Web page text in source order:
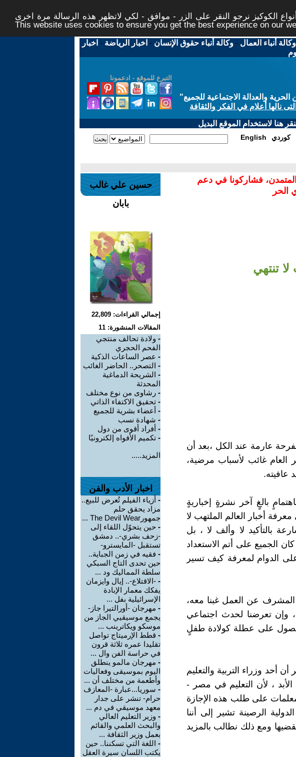
الكوكيز نرجو النقر على الزر - موافق - لكي لاتظهر هذه الرسالة مرة اخرى -
This website uses cookies to ensure you get the best experience on our
وكالة أنباء العمال -وكالة أنباء حقوق الإنسان - اخبار الرياضة - اخبار
التبرع للموقع - ادعمونا
والعدالة الاجتماعية للجميع"
نالها أعلام في الفكر والثقافة
هنا لاستخدام الموقع البديل
English كوردي
المتمدن، فشاركونا في دعم
الحر
تنتهي
عارمة عند الكل ،بعد أن
العام غائب لأسباب مرضية،
عافيته.
بالغٍ آخر نشرةٍ إخباريةٍ
أخبار العالم الملتهب لا
بالتأكيد لا وألف لا ، بل
الجميع على أتم الاستعداد
الدوام لمعرفة كيف تسير
عن العمل غبنا معه،
وإن تعرضنا لحدث اجتماعي
على عطلة كولادة طفلٍ
أحد وزراء التربية والتعليم
، لأن التعليم في مصر -
على طلب هذه الإجازة
الرصينة تشير إلى أننا
ومع ذلك نطالب بالمزيد
حسين علي غالب
بابان
إجمالي القراءات: 22,809
المقالات المنشورة: 11
- ولادة تحالف منتجي
الفحم الحجري
- عصر الساعات الذكية
- التصحر.. الحاضر الغائب
- الشريحة الدماغية
المحدثة
- رشاوى من نوع مختلف
- تحقيق الاكتفاء الذاتي
- أعضاء بشرية للجميع
- شهادة نسب
- أفراد أقوى من دول
- تكميم الأفواه إلكترونيًا
المزيد.....
اخبار الأدب والفن
- أزياء الفيلم تُعرض للبيع..
مزاد يحقق حلم
جمهورThe Devil Wear ...
- حين يتحوّل اللقاء إلى
-زحف بشري-.. دمشق
تستقبل -المايسترو-
- فقيه في زمن الجباية..
حين تحدى التاج السبكي
سلطة المماليك ود ...
- -الاقتلاع-.. إيال وايزمان
يفكك معمار الإبادة
الإسرائيلية بفل ...
- مهرجان -أورالتيرا جاز-
يجمع موسيقيي الجاز من
موسكو ويكاترينب ...
- قطط الإرميتاج تواصل
تقليدا عمره ثلاثة قرون
في حراسة الفن وال ...
- مهرجان مالمو ينطلق
اليوم بموسيقى وفعاليات
وأطعمة من مختلف أن ...
- سوريا...عبارة -المعازف
حرام- تنشر على جدار
معهد موسيقي في دم ...
- وزير التعليم العالي
والبحث العلمي والقائم
بعمل وزير الثقافة ...
- اللغة التي تسكننا.. حين
يكتب اللسان سيرة العقل